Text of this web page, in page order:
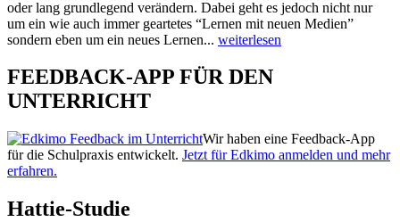
oder lang grundlegend verändern. Dabei geht es jedoch nicht nur
um ein wie auch immer geartetes “Lernen mit neuen Medien”
sondern eben um ein neues Lernen... weiterlesen
FEEDBACK-APP FÜR DEN
UNTERRICHT
Wir haben eine Feedback-App
für die Schulpraxis entwickelt. Jetzt für Edkimo anmelden und mehr
erfahren.
Hattie-Studie